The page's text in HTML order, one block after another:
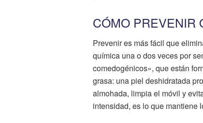
CÓMO PREVENIR
Prevenir es más fácil que
química una o dos veces por
comedogénicos», que están
grasa: una piel deshidratada
almohada, limpia el móvil y
intensidad, es lo que mantiene